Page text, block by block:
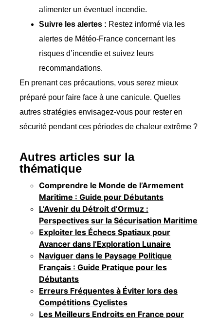
alimenter un éventuel incendie.
Suivre les alertes : Restez informé via les
alertes de Météo-France concernant les
risques d’incendie et suivez leurs
recommandations.
En prenant ces précautions, vous serez mieux
préparé pour faire face à une canicule. Quelles
autres stratégies envisagez-vous pour rester en
sécurité pendant ces périodes de chaleur extrême ?
Autres articles sur la
thématique
Comprendre le Monde de l’Armement
Maritime : Guide pour Débutants
L’Avenir du Détroit d’Ormuz :
Perspectives sur la Sécurisation Maritime
Exploiter les Échecs Spatiaux pour
Avancer dans l’Exploration Lunaire
Naviguer dans le Paysage Politique
Français : Guide Pratique pour les
Débutants
Erreurs Fréquentes à Éviter lors des
Compétitions Cyclistes
Les Meilleurs Endroits en France pour